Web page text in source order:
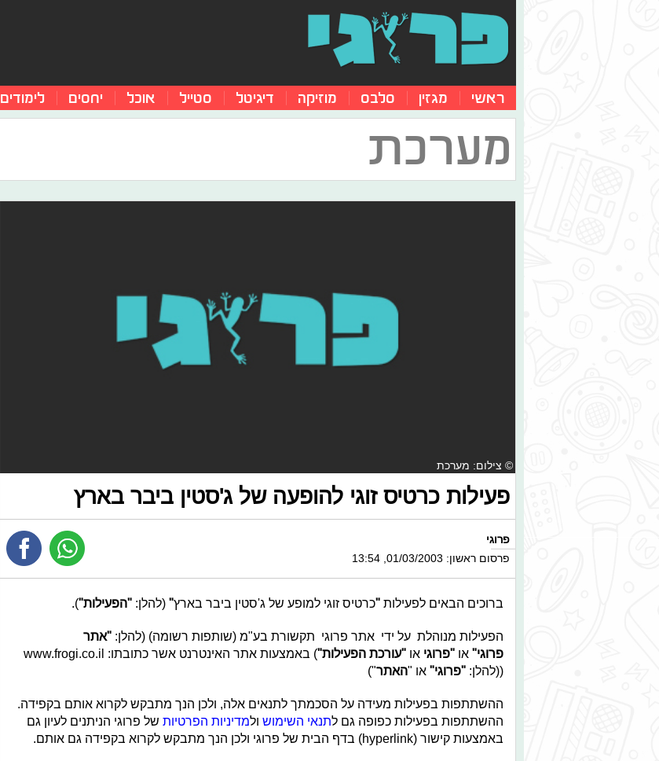
ראשי מגזין סלבס מוזיקה דיגיטל סטייל אוכל יחסים לימודים
מערכת
© צילום: מערכת
פעילות כרטיס זוגי להופעה של ג'סטין ביבר בארץ
פרוגי
פרסום ראשון: 01/03/2003, 13:54
ברוכים הבאים לפעילות "כרטיס זוגי למופע של ג'סטין ביבר בארץ" (להלן: "הפעילות").
הפעילות מנוהלת על ידי אתר פרוגי תקשורת בע"מ (שותפות רשומה) (להלן: "אתר
פרוגי" או "פרוגי או "עורכת הפעילות"
) באמצעות אתר האינטרנט אשר כתובתו: www.frogi.co.il
((להלן: "פרוגי" או "האתר")
ההשתתפות בפעילות מעידה על הסכמתך לתנאים אלה, ולכן הנך מתבקש לקרוא אותם בקפידה.
ההשתתפות בפעילות כפופה גם לתנאי השימוש ולמדיניות הפרטיות של פרוגי הניתנים לעיון גם
באמצעות קישור (hyperlink) בדף הבית של פרוגי ולכן הנך מתבקש לקרוא בקפידה גם אותם.